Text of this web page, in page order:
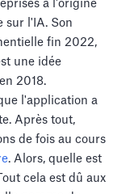
à l'origine
sur l'IA. Son
fin 2022,
une idée
2018.
l'application a
Après tout,
de fois au cours
. Alors, quelle est
cela est dû aux